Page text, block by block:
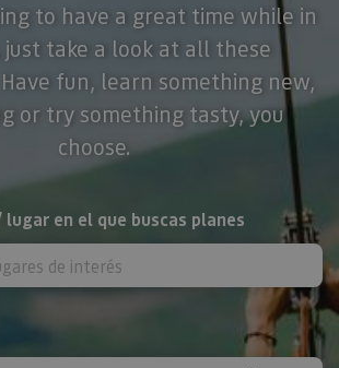
to have a great time while in
just take a look at all these
fun, learn something new,
or try something tasty, you
choose.
en el que buscas planes